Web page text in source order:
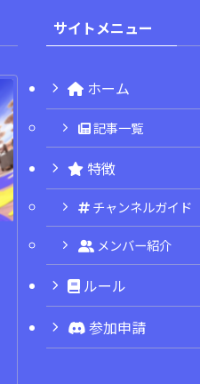
サイトメニュー
ホーム
記事一覧
特徴
チャンネルガイド
メンバー紹介
ルール
参加申請